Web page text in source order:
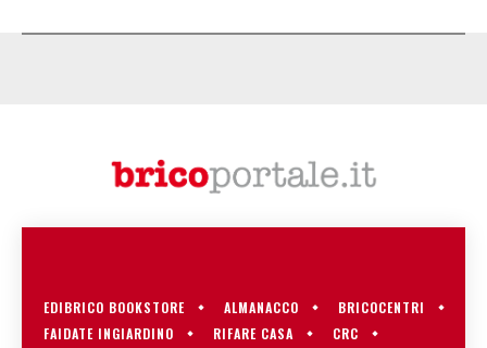
EDIBRICO BOOKSTORE ALMANACCO
BRICOCENTRI
FAIDATE INGIARDINO
RIFARE CASA
CRC